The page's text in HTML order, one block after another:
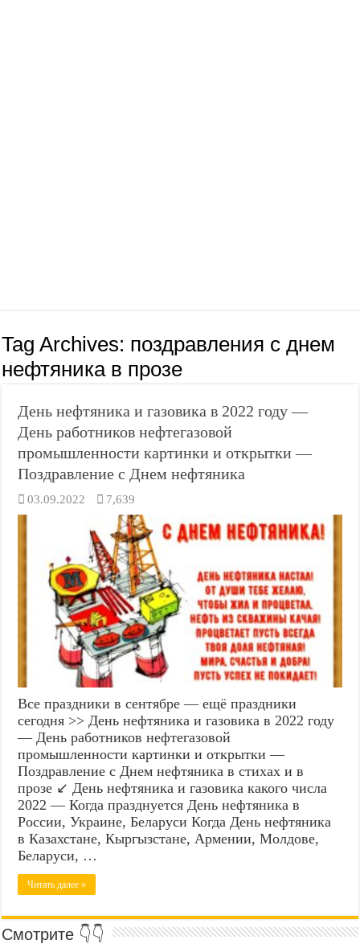
Tag Archives: поздравления с днем
нефтяника в прозе
День нефтяника и газовика в 2022 году —
День работников нефтегазовой
промышленности картинки и открытки —
Поздравление с Днем нефтяника
03.09.2022 7,639
Все праздники в сентябре — ещё праздники
сегодня >> День нефтяника и газовика в 2022 году
— День работников нефтегазовой
промышленности картинки и открытки —
Поздравление с Днем нефтяника в стихах и в
прозе ↙ День нефтяника и газовика какого числа
2022 — Когда празднуется День нефтяника в
России, Украине, Беларуси Когда День нефтяника
в Казахстане, Кыргызстане, Армении, Молдове,
Беларуси, …
Читать далее »
Смотрите 👇👇